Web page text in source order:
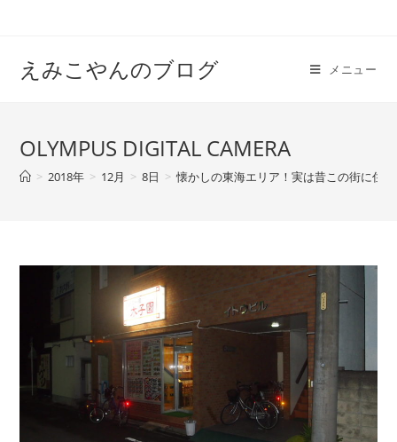
えみこやんのブログ メニュー
OLYMPUS DIGITAL CAMERA
> 2018年 > 12月 > 8日 > 懐かしの東海エリア！実は昔この街に住